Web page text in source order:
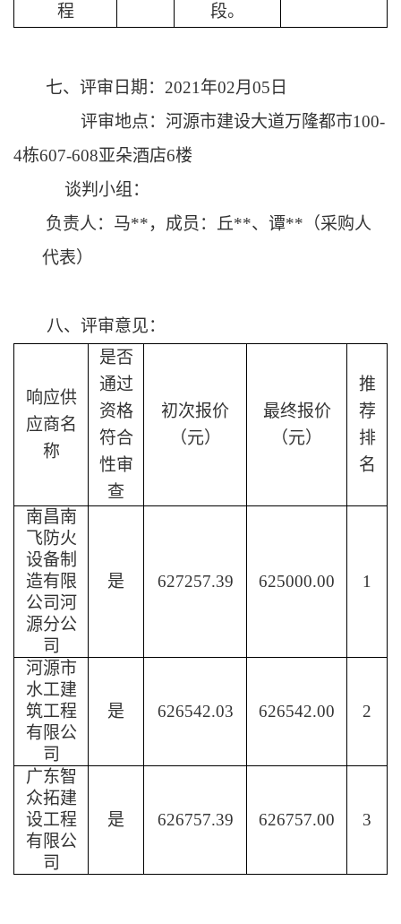
程
段。
七、 评审日期： 2021年02月05 日
评审地点： 河源市建设大道万隆都市100-
4栋607-608亚朵酒店6楼
谈判 小组：
负责人：马**，成员： 丘**、 谭** （采购人
代表）
八、 评审意见：
响应供
应商名
称
是否
通过
资格
符合
性审
查
初次报价
（元）
最终报价
（元）
推
荐
排
名
南昌南
飞防火
设备制
造有限
公司河
源分公
司
是 627257.39 625000.00 1
河源市
水工建
筑工程
有限公
司
是 626542.03 626542.00 2
广东智
众拓建
设工程
有限公
司
是 626757.39 626757.00 3